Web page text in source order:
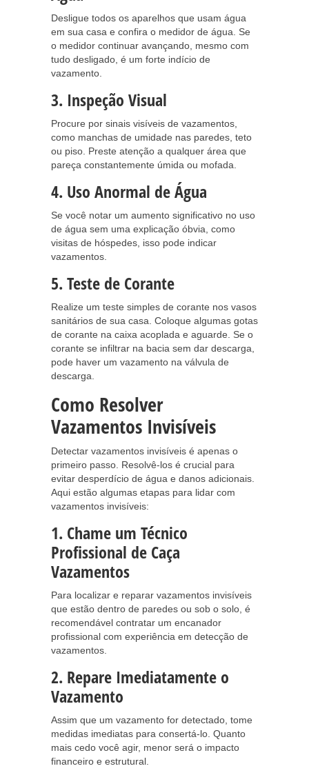
Desligue todos os aparelhos que usam água
em sua casa e confira o medidor de água. Se
o medidor continuar avançando, mesmo com
tudo desligado, é um forte indício de
vazamento.
3. Inspeção Visual
Procure por sinais visíveis de vazamentos,
como manchas de umidade nas paredes, teto
ou piso. Preste atenção a qualquer área que
pareça constantemente úmida ou mofada.
4. Uso Anormal de Água
Se você notar um aumento significativo no uso
de água sem uma explicação óbvia, como
visitas de hóspedes, isso pode indicar
vazamentos.
5. Teste de Corante
Realize um teste simples de corante nos vasos
sanitários de sua casa. Coloque algumas gotas
de corante na caixa acoplada e aguarde. Se o
corante se infiltrar na bacia sem dar descarga,
pode haver um vazamento na válvula de
descarga.
Como Resolver
Vazamentos Invisíveis
Detectar vazamentos invisíveis é apenas o
primeiro passo. Resolvê-los é crucial para
evitar desperdício de água e danos adicionais.
Aqui estão algumas etapas para lidar com
vazamentos invisíveis:
1. Chame um Técnico
Profissional de Caça
Vazamentos
Para localizar e reparar vazamentos invisíveis
que estão dentro de paredes ou sob o solo, é
recomendável contratar um encanador
profissional com experiência em detecção de
vazamentos.
2. Repare Imediatamente o
Vazamento
Assim que um vazamento for detectado, tome
medidas imediatas para consertá-lo. Quanto
mais cedo você agir, menor será o impacto
financeiro e estrutural.